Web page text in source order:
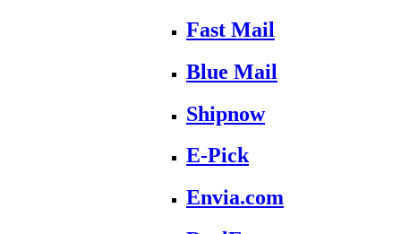
Fast Mail
Blue Mail
Shipnow
E-Pick
Envia.com